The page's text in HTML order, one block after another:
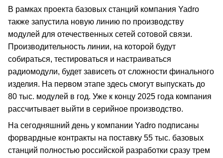
В рамках проекта базовых станций компания Yadro
также запустила новую линию по производству
модулей для отечественных сетей сотовой связи.
Производительность линии, на которой будут
собираться, тестироваться и настраиваться
радиомодули, будет зависеть от сложности финального
изделия. На первом этапе здесь смогут выпускать до
80 тыс. модулей в год. Уже к концу 2025 года компания
рассчитывает выйти в серийное производство.
На сегодняшний день у компании Yadro подписаны
форвардные контракты на поставку 55 тыс. базовых
станций полностью российской разработки сразу трем